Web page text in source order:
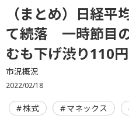
（まとめ）日経平
て続落 一時節目
むも下げ渋り110
市況概況
2022/02/18
株式 マネックス